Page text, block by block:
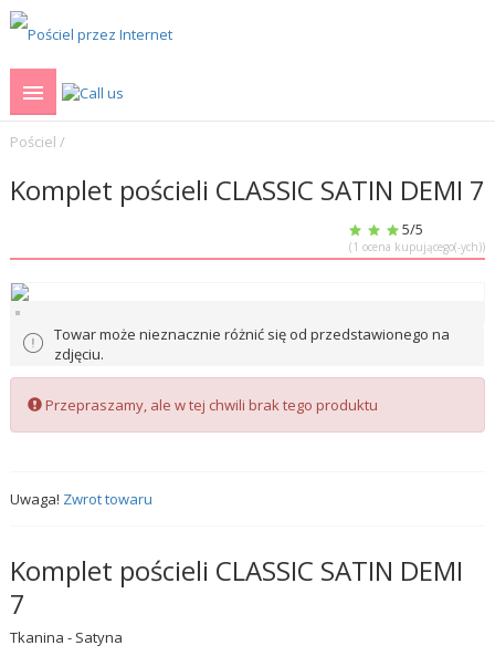
Pościel /
Komplet pościeli CLASSIC SATIN DEMI 7
5/5
(1 ocena kupującego(-ych))
Towar może nieznacznie różnić się od przedstawionego na
zdjęciu.
Przepraszamy, ale w tej chwili brak tego produktu
Uwaga! Zwrot towaru
Komplet pościeli CLASSIC SATIN DEMI
7
Tkanina - Satyna